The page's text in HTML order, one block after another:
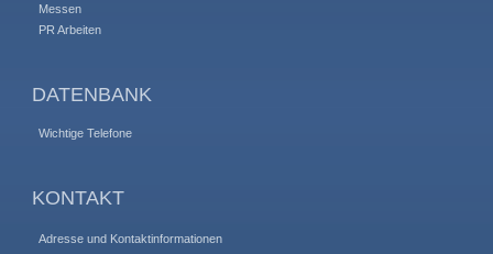
Messen
PR Arbeiten
DATENBANK
Wichtige Telefone
KONTAKT
Adresse und Kontaktinformationen